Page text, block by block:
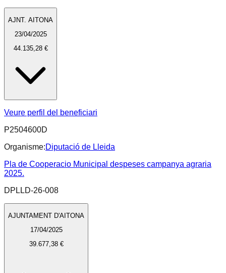
AJNT. AITONA
23/04/2025
44.135,28 €
Veure perfil del beneficiari
P2504600D
Organisme:Diputació de Lleida
Pla de Cooperacio Municipal despeses campanya agraria
2025.
DPLLD-26-008
AJUNTAMENT D'AITONA
17/04/2025
39.677,38 €